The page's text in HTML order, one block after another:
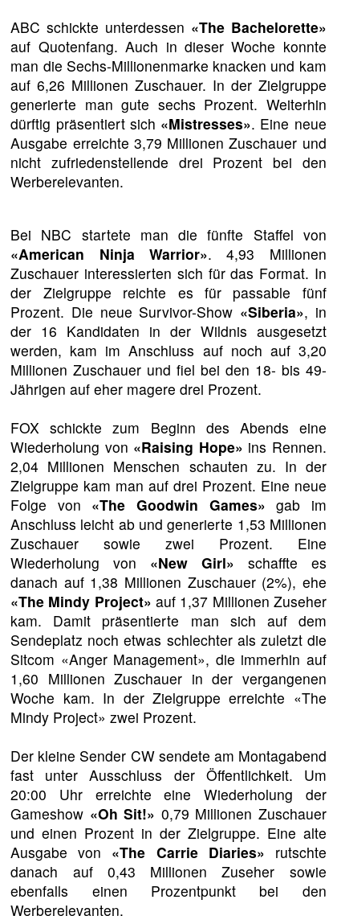
ABC schickte unterdessen «The Bachelorette»
auf Quotenfang. Auch in dieser Woche konnte
man die Sechs-Millionenmarke knacken und kam
auf 6,26 Millionen Zuschauer. In der Zielgruppe
generierte man gute sechs Prozent. Weiterhin
dürftig präsentiert sich «Mistresses». Eine neue
Ausgabe erreichte 3,79 Millionen Zuschauer und
nicht zufriedenstellende drei Prozent bei den
Werberelevanten.
Bei NBC startete man die fünfte Staffel von
«American Ninja Warrior». 4,93 Millionen
Zuschauer interessierten sich für das Format. In
der Zielgruppe reichte es für passable fünf
Prozent. Die neue Survivor-Show «Siberia», in
der 16 Kandidaten in der Wildnis ausgesetzt
werden, kam im Anschluss auf noch auf 3,20
Millionen Zuschauer und fiel bei den 18- bis 49-
Jährigen auf eher magere drei Prozent.
FOX schickte zum Beginn des Abends eine
Wiederholung von «Raising Hope» ins Rennen.
2,04 Millionen Menschen schauten zu. In der
Zielgruppe kam man auf drei Prozent. Eine neue
Folge von «The Goodwin Games» gab im
Anschluss leicht ab und generierte 1,53 Millionen
Zuschauer sowie zwei Prozent. Eine
Wiederholung von «New Girl» schaffte es
danach auf 1,38 Millionen Zuschauer (2%), ehe
«The Mindy Project» auf 1,37 Millionen Zuseher
kam. Damit präsentierte man sich auf dem
Sendeplatz noch etwas schlechter als zuletzt die
Sitcom «Anger Management», die immerhin auf
1,60 Millionen Zuschauer in der vergangenen
Woche kam. In der Zielgruppe erreichte «The
Mindy Project» zwei Prozent.
Der kleine Sender CW sendete am Montagabend
fast unter Ausschluss der Öffentlichkeit. Um
20:00 Uhr erreichte eine Wiederholung der
Gameshow «Oh Sit!» 0,79 Millionen Zuschauer
und einen Prozent in der Zielgruppe. Eine alte
Ausgabe von «The Carrie Diaries» rutschte
danach auf 0,43 Millionen Zuseher sowie
ebenfalls einen Prozentpunkt bei den
Werberelevanten.